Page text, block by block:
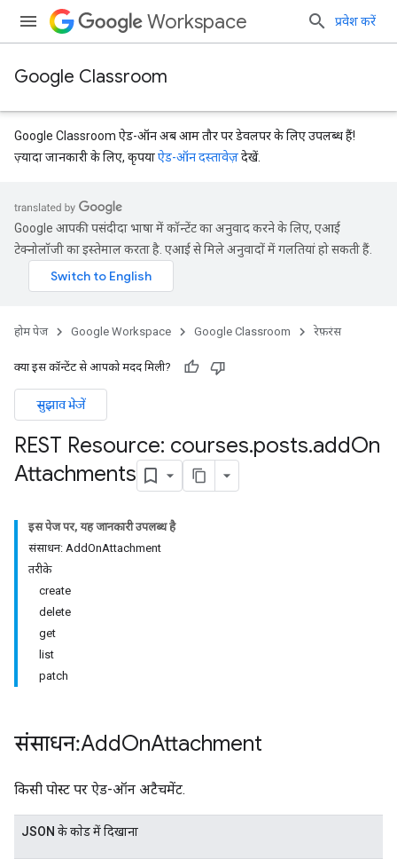
Workspace प्रवेश करें
Google Classroom
Google Classroom ऐड-ऑन अब आम तौर पर डेवलपर के लिए उपलब्ध हैं!
ज़्यादा जानकारी के लिए, कृपयाऐड-ऑन दस्तावेज़देखें.
Google आपकी पसंदीदा भाषा में कॉन्टेंट का अनुवाद करने के लिए, एआई
टेक्नोलॉजी का इस्तेमाल करता है. एआई से मिले अनुवादों में गलतियां हो सकती हैं.
होम पेज Google Workspace Google Classroom रेफ़रंस
क्या इस कॉन्टेंट से आपको मदद मिली?
सुझाव भेजें
REST Resource: courses.posts.addOn
Attachments
इस पेज पर, यह जानकारी उपलब्ध है
संसाधन: AddOnAttachment
तरीके
create
delete
get
list
patch
संसाधन: AddOnAttachment
किसी पोस्ट पर ऐड-ऑन अटैचमेंट.
JSON के काेड में दिखाना